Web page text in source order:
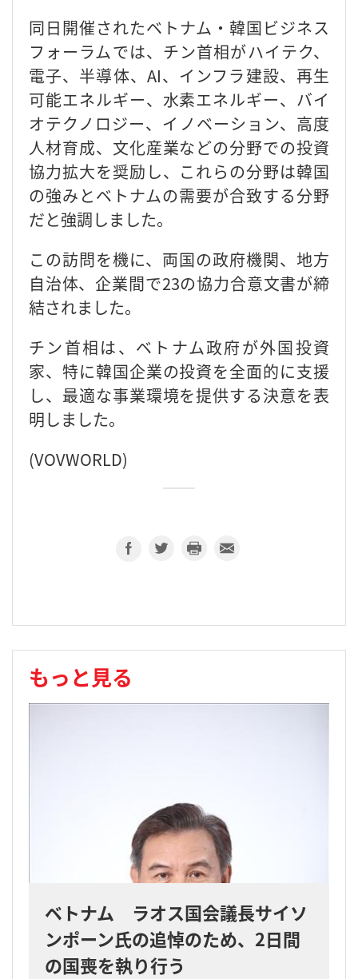
同日開催されたベトナム・韓国ビジネス
フォーラムでは、チン首相がハイテク、
電子、半導体、AI、インフラ建設、再生
可能エネルギー、水素エネルギー、バイ
オテクノロジー、イノベーション、高度
人材育成、文化産業などの分野での投資
協力拡大を奨励し、これらの分野は韓国
の強みとベトナムの需要が合致する分野
だと強調しました。
この訪問を機に、両国の政府機関、地方
自治体、企業間で23の協力合意文書が締
結されました。
チン首相は、ベトナム政府が外国投資
家、特に韓国企業の投資を全面的に支援
し、最適な事業環境を提供する決意を表
明しました。
(VOVWORLD)
もっと見る
ベトナム ラオス国会議長サイソ
ンポーン氏の追悼のため、2日間
の国喪を執り行う